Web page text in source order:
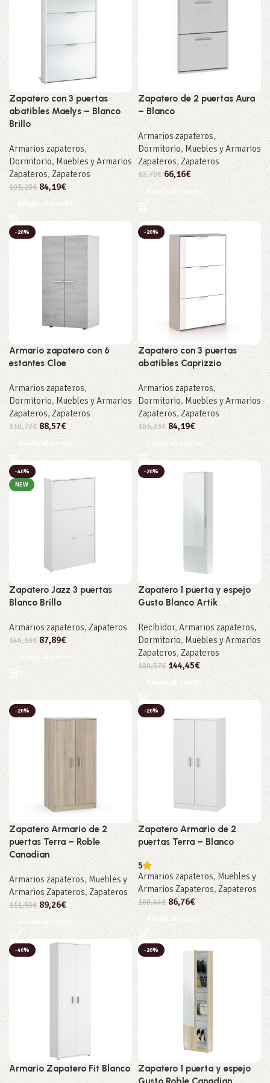
Zapatero con 3 puertas
abatibles Maelys – Blanco
Brillo
Armarios zapateros,
Dormitorio, Muebles y Armarios
Zapateros, Zapateros
105,23€ 84,19€
Añadir al carrito
Zapatero de 2 puertas Aura
– Blanco
Armarios zapateros,
Dormitorio, Muebles y Armarios
Zapateros, Zapateros
82,70€ 66,16€
Añadir al carrito
-20%
Armario zapatero con 6
estantes Cloe
Armarios zapateros,
Dormitorio, Muebles y Armarios
Zapateros, Zapateros
110,72€ 88,57€
Añadir al carrito
-20%
Zapatero con 3 puertas
abatibles Caprizzio
Armarios zapateros,
Dormitorio, Muebles y Armarios
Zapateros,Zapateros
105,23€ 84,19€
Añadir al carrito
-40%
NEW
Zapatero Jazz 3 puertas
Blanco Brillo
Armarios zapateros,Zapateros
146,50€ 87,89€
Añadir al carrito
-20%
Zapatero 1 puerta y espejo
Gusto Blanco Artik
Recibidor,Armarios zapateros,
Dormitorio, Muebles y Armarios
Zapateros, Zapateros
180,57€ 144,45€
Añadir al carrito
-20%
Zapatero Armario de 2
puertas Terra – Roble
Canadian
Armarios zapateros,Muebles y
Armarios Zapateros, Zapateros
111,59€ 89,26€
Añadir al carrito
-20%
Zapatero Armario de 2
puertas Terra – Blanco
5
Armarios zapateros,Muebles y
Armarios Zapateros,Zapateros
108,44€ 86,76€
Añadir al carrito
-40%
Armario Zapatero Fit Blanco
-20%
Zapatero 1 puerta y espejo